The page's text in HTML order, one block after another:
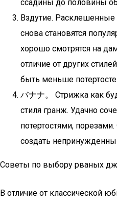
ссадины до половины
Вздутие.
снова становятся
хорошо смотрятся на
отличие от других
быть меньше
バナナ。 Стрижка как
стиля гранж. Удачно
потертостями,
создать
Советы по выбору рваных
В отличие от классической